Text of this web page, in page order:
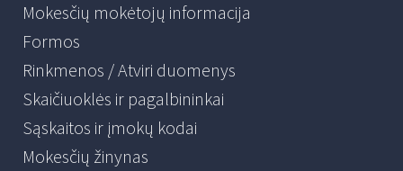
Mokesčių mokėtojų informacija
Formos
Rinkmenos / Atviri duomenys
Skaičiuoklės ir pagalbininkai
Sąskaitos ir įmokų kodai
Mokesčių žinynas